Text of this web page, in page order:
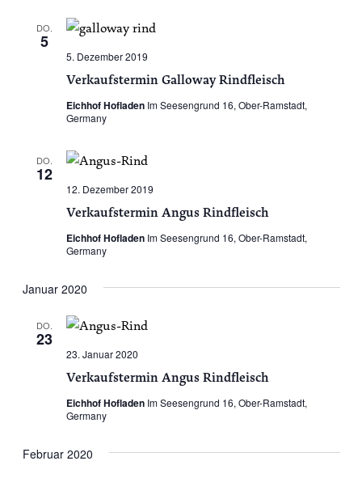
DO.
5
Verkaufstermin Galloway Rindfleisch
5. Dezember 2019
Eichhof Hofladen Im Seesengrund 16, Ober-Ramstadt,
Germany
DO.
12
Verkaufstermin Angus Rindfleisch
12. Dezember 2019
Eichhof Hofladen Im Seesengrund 16, Ober-Ramstadt,
Germany
Januar 2020
DO.
23
Verkaufstermin Angus Rindfleisch
23. Januar 2020
Eichhof Hofladen Im Seesengrund 16, Ober-Ramstadt,
Germany
Februar 2020